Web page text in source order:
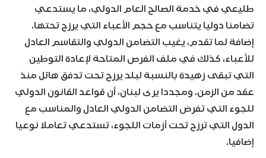
طليعي في خدمة الصالح العام الدولي، ما يستدعي
تضامنا دوليا يتناسب مع حجم الأعباء التي يرزح تحتها.
إضافة لما تقدم، يغيب التضامن الدولي والتقاسم العادل
للأعباء، كذلك في ملف الفرص المتاحة لإعادة التوطين
التي تبقى زهيدة بالنسبة لبلد يرزح تحت تدفق هائل منذ
عقد من الزمن. ومجددا يرى لبنان، أن قواعد القانون الدولي
للجوء التي تفرض التضامن الدولي العادل والمناسب مع
الدول التي ترزح تحت أزمات اللجوء، تستدعي تعاملا نوعيا
إضافيا.